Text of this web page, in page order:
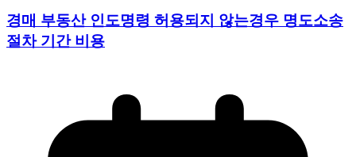
경매 부동산 인도명령 허용되지 않는경우 명도소송
절차 기간 비용